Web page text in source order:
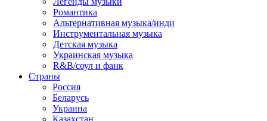
Романтика
Альтернативная музыка/инди
Инструментальная музыка
Детская музыка
Украинская музыка
R&B/cоул и фанк
Страны
Россия
Беларусь
Украина
Казахстан